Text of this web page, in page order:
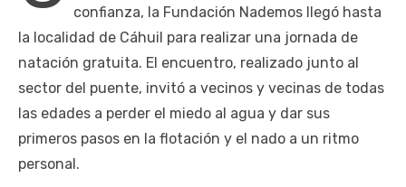
confianza, la Fundación Nademos llegó hasta
la localidad de Cáhuil para realizar una jornada de
natación gratuita. El encuentro, realizado junto al
sector del puente, invitó a vecinos y vecinas de todas
las edades a perder el miedo al agua y dar sus
primeros pasos en la flotación y el nado a un ritmo
personal.